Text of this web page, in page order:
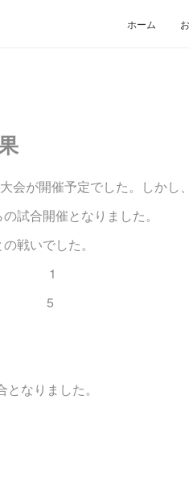
ホーム
会が開催予定でした。しかし、
試合開催となりました。
戦いでした。
1
5
なりました。